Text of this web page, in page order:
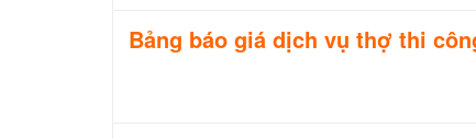
Bảng báo giá dịch vụ thợ thi